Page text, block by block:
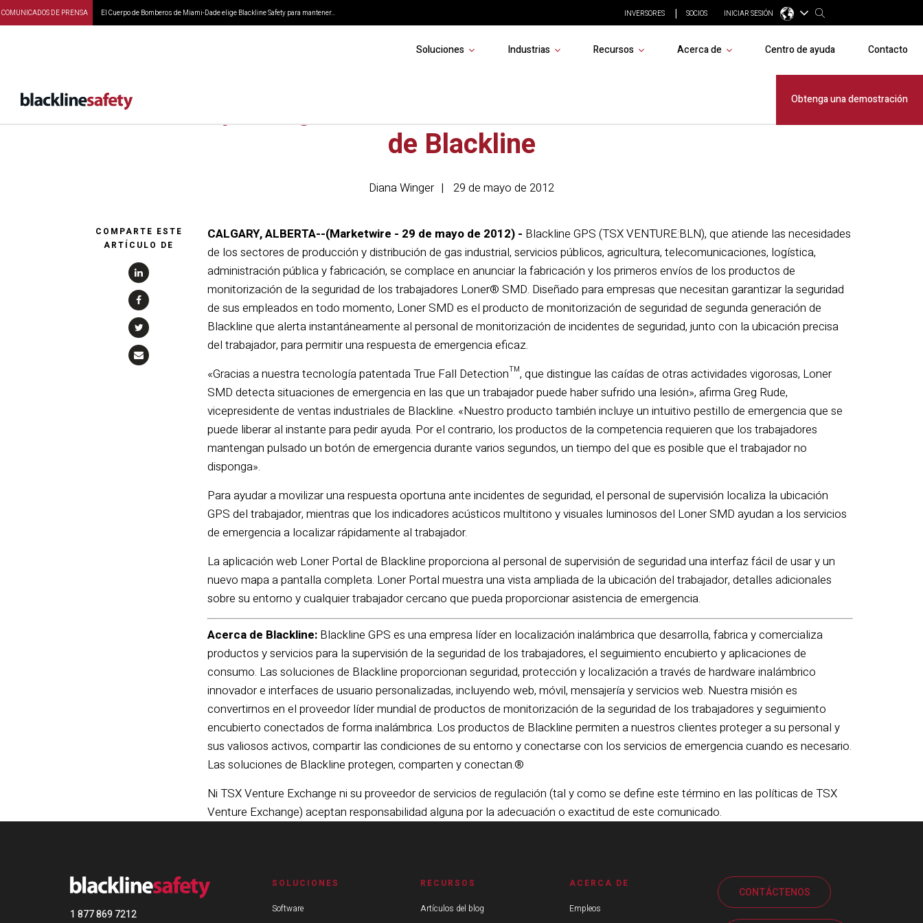
COMUNICADOS DE PRENSA El Cuerpo de Bomberos de Miami-Dade elige Blackline Safety para mantener... INVERSORES SOCIOS INICIAR SESIÓN
Soluciones Industrias Recursos Acerca de Centro de ayuda Contacto
Obtenga una demostración
de Blackline
Diana Winger 29 de mayo de 2012
COMPARTE ESTE
ARTÍCULO DE
CALGARY, ALBERTA--(Marketwire - 29 de mayo de 2012) - Blackline GPS (TSX VENTURE:BLN), que atiende las necesidades
de los sectores de producción y distribución de gas industrial, servicios públicos, agricultura, telecomunicaciones, logística,
administración pública y fabricación, se complace en anunciar la fabricación y los primeros envíos de los productos de
monitorización de la seguridad de los trabajadores Loner® SMD. Diseñado para empresas que necesitan garantizar la seguridad
de sus empleados en todo momento, Loner SMD es el producto de monitorización de seguridad de segunda generación de
Blackline que alerta instantáneamente al personal de monitorización de incidentes de seguridad, junto con la ubicación precisa
del trabajador, para permitir una respuesta de emergencia eficaz.
«Gracias a nuestra tecnología patentada True Fall Detection™, que distingue las caídas de otras actividades vigorosas, Loner
SMD detecta situaciones de emergencia en las que un trabajador puede haber sufrido una lesión», afirma Greg Rude,
vicepresidente de ventas industriales de Blackline. «Nuestro producto también incluye un intuitivo pestillo de emergencia que se
puede liberar al instante para pedir ayuda. Por el contrario, los productos de la competencia requieren que los trabajadores
mantengan pulsado un botón de emergencia durante varios segundos, un tiempo del que es posible que el trabajador no
disponga».
Para ayudar a movilizar una respuesta oportuna ante incidentes de seguridad, el personal de supervisión localiza la ubicación
GPS del trabajador, mientras que los indicadores acústicos multitono y visuales luminosos del Loner SMD ayudan a los servicios
de emergencia a localizar rápidamente al trabajador.
La aplicación web Loner Portal de Blackline proporciona al personal de supervisión de seguridad una interfaz fácil de usar y un
nuevo mapa a pantalla completa. Loner Portal muestra una vista ampliada de la ubicación del trabajador, detalles adicionales
sobre su entorno y cualquier trabajador cercano que pueda proporcionar asistencia de emergencia.
Acerca de Blackline: Blackline GPS es una empresa líder en localización inalámbrica que desarrolla, fabrica y comercializa
productos y servicios para la supervisión de la seguridad de los trabajadores, el seguimiento encubierto y aplicaciones de
consumo. Las soluciones de Blackline proporcionan seguridad, protección y localización a través de hardware inalámbrico
innovador e interfaces de usuario personalizadas, incluyendo web, móvil, mensajería y servicios web. Nuestra misión es
convertirnos en el proveedor líder mundial de productos de monitorización de la seguridad de los trabajadores y seguimiento
encubierto conectados de forma inalámbrica. Los productos de Blackline permiten a nuestros clientes proteger a su personal y
sus valiosos activos, compartir las condiciones de su entorno y conectarse con los servicios de emergencia cuando es necesario.
Las soluciones de Blackline protegen, comparten y conectan.®
Ni TSX Venture Exchange ni su proveedor de servicios de regulación (tal y como se define este término en las políticas de TSX
Venture Exchange) aceptan responsabilidad alguna por la adecuación o exactitud de este comunicado.
1 877 869 7212
SOLUCIONES
Software
RECURSOS
Artículos del blog
ACERCA DE
Empleos
CONTÁCTENOS